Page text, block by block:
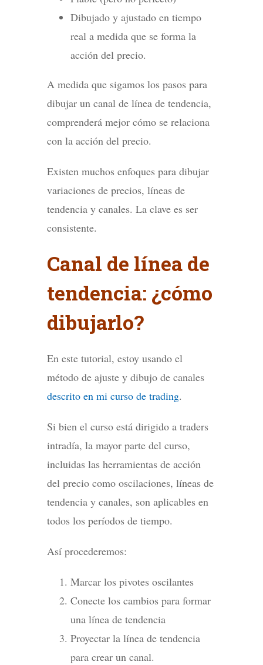
Dibujado y ajustado en tiempo
real a medida que se forma la
acción del precio.
A medida que sigamos los pasos para
dibujar un canal de línea de tendencia,
comprenderá mejor cómo se relaciona
con la acción del precio.
Existen muchos enfoques para dibujar
variaciones de precios, líneas de
tendencia y canales. La clave es ser
consistente.
Canal de línea de
tendencia: ¿cómo
dibujarlo?
En este tutorial, estoy usando el
método de ajuste y dibujo de canales
descrito en mi curso de trading.
Si bien el curso está dirigido a traders
intradía, la mayor parte del curso,
incluidas las herramientas de acción
del precio como oscilaciones, líneas de
tendencia y canales, son aplicables en
todos los períodos de tiempo.
Así procederemos:
Marcar los pivotes oscilantes
Conecte los cambios para formar
una línea de tendencia
Proyectar la línea de tendencia
para crear un canal.